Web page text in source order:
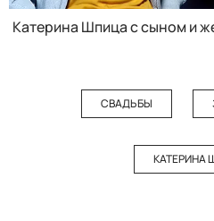
Катерина Шпица с сыном и
СВАДЬБЫ
КАТЕРИНА